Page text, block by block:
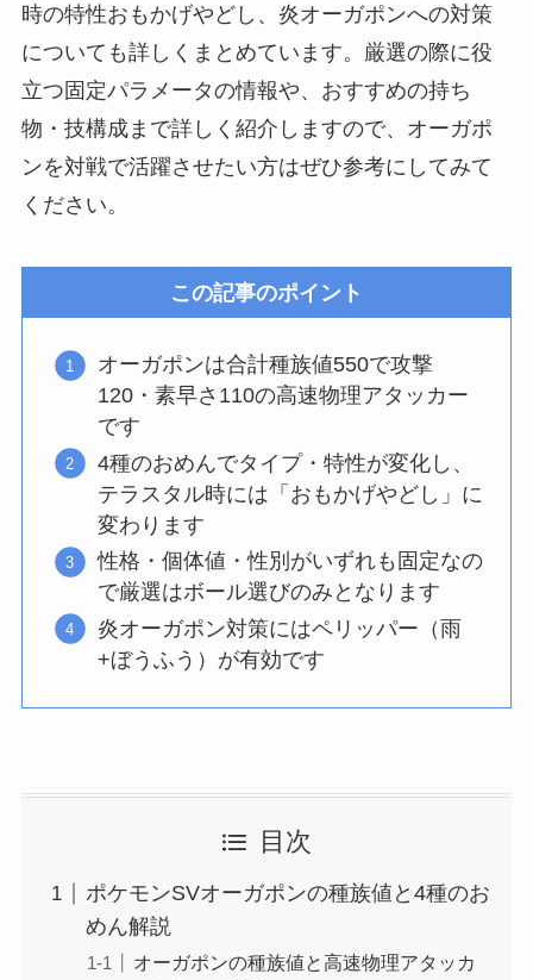
時の特性おもかげやどし、炎オーガポンへの対策
についても詳しくまとめています。厳選の際に役
立つ固定パラメータの情報や、おすすめの持ち
物・技構成まで詳しく紹介しますので、オーガポ
ンを対戦で活躍させたい方はぜひ参考にしてみて
ください。
この記事のポイント
オーガポンは合計種族値550で攻撃
120・素早さ110の高速物理アタッカー
です
4種のおめんでタイプ・特性が変化し、
テラスタル時には「おもかげやどし」に
変わります
性格・個体値・性別がいずれも固定なの
で厳選はボール選びのみとなります
炎オーガポン対策にはペリッパー（雨
+ぼうふう）が有効です
目次
ポケモンSVオーガポンの種族値と4種のお
めん解説
オーガポンの種族値と高速物理アタッカ